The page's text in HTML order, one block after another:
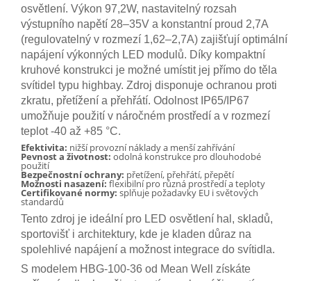
osvětlení. Výkon 97,2W, nastavitelný rozsah
výstupního napětí 28–35V a konstantní proud 2,7A
(regulovatelný v rozmezí 1,62–2,7A) zajišťují optimální
napájení výkonných LED modulů. Díky kompaktní
kruhové konstrukci je možné umístit jej přímo do těla
svítidel typu highbay. Zdroj disponuje ochranou proti
zkratu, přetížení a přehřátí. Odolnost IP65/IP67
umožňuje použití v náročném prostředí a v rozmezí
teplot -40 až +85 °C.
Efektivita: nižší provozní náklady a menší zahřívání
Pevnost a životnost: odolná konstrukce pro dlouhodobé
použití
Bezpečnostní ochrany: přetížení, přehřátí, přepětí
Možnosti nasazení: flexibilní pro různá prostředí a teploty
Certifikované normy: splňuje požadavky EU i světových
standardů
Tento zdroj je ideální pro LED osvětlení hal, skladů,
sportovišť i architektury, kde je kladen důraz na
spolehlivé napájení a možnost integrace do svítidla.
S modelem HBG-100-36 od Mean Well získáte